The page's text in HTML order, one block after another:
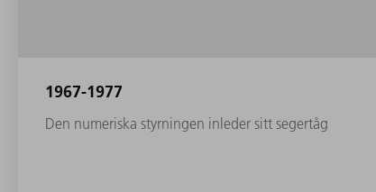
1967-1977
Den numeriska styrningen inleder sitt segertåg